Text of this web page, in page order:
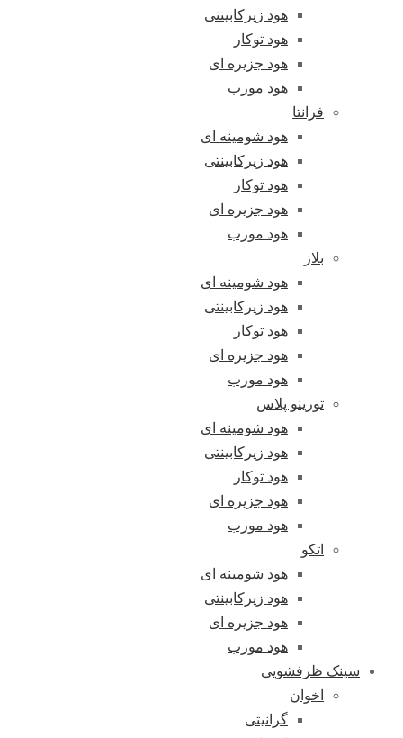
هود زیرکابینتی
هود توکار
هود جزیره ای
هود مورب
فرانتا
هود شومینه ای
هود زیرکابینتی
هود توکار
هود جزیره ای
هود مورب
بلاز
هود شومینه ای
هود زیرکابینتی
هود توکار
هود جزیره ای
هود مورب
تورینو پلاس
هود شومینه ای
هود زیرکابینتی
هود توکار
هود جزیره ای
هود مورب
اتکو
هود شومینه ای
هود زیرکابینتی
هود جزیره ای
هود مورب
سینک ظرفشویی
اخوان
گرانیتی